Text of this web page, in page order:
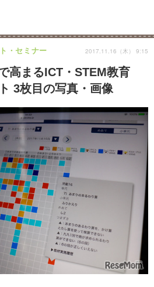
高まるICT・STEM教育
3枚目の写真・画像
・セミナー 2017.11.16（木） 9:15